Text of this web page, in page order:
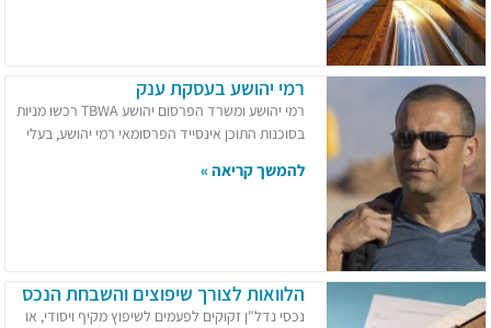
רמי יהושע בעסקת ענק
רמי יהושע ומשרד הפרסום יהושע TBWA רכשו מניות
בסוכנות התוכן אינסייד הפרסומאי רמי יהושע, בעלי
להמשך קריאה »
הלוואות לצורך שיפוצים והשבחת הנכס
נכסי נדל"ן זקוקים לפעמים לשיפוץ מקיף ויסודי, או